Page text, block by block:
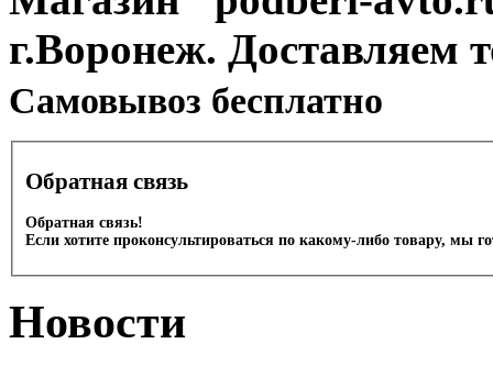
г.Воронеж. Доставляем
Cамовывоз бесплатно
Обратная связь
Обратная связь!
Если хотите проконсультироваться по какому-либо товару, мы
Новости